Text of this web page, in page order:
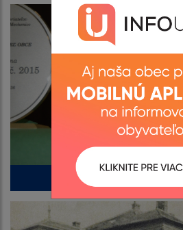
Výstava vín s